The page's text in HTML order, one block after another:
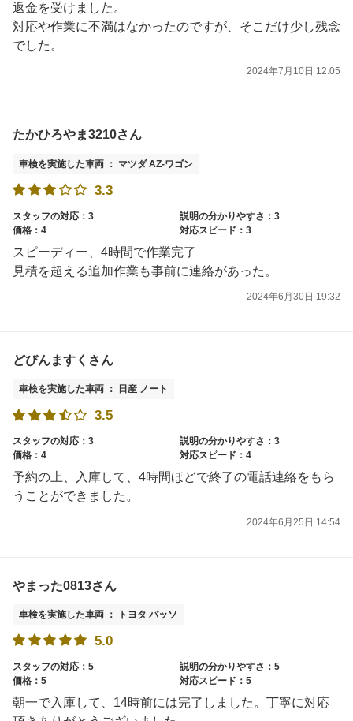
返金を受けました。
対応や作業に不満はなかったのですが、そこだけ少し残念
でした。
2024年7月10日 12:05
たかひろやま3210さん
車検を実施した車両 ： マツダ AZ-ワゴン
3.3
スタッフの対応：3
説明の分かりやすさ：3
価格：4
対応スピード：3
スピーディー、4時間で作業完了
見積を超える追加作業も事前に連絡があった。
2024年6月30日 19:32
どびんますくさん
車検を実施した車両 ： 日産 ノート
3.5
スタッフの対応：3
説明の分かりやすさ：3
価格：4
対応スピード：4
予約の上、入庫して、4時間ほどで終了の電話連絡をもら
うことができました。
2024年6月25日 14:54
やまった0813さん
車検を実施した車両 ： トヨタ パッソ
5.0
スタッフの対応：5
説明の分かりやすさ：5
価格：5
対応スピード：5
朝一で入庫して、14時前には完了しました。丁寧に対応